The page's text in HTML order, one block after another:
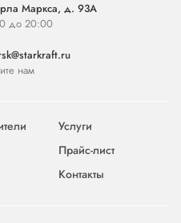
Маркса, д. 93А
до 20:00
нам
Услуги
Прайс-лист
Контакты